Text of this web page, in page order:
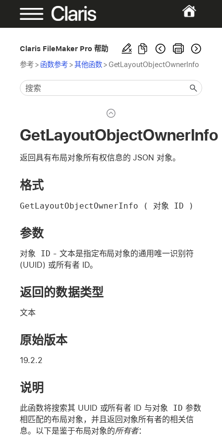
Claris FileMaker Pro 帮助
参考> 函数参考>其他函数 > GetLayoutObjectOwnerInfo
GetLayoutObjectOwnerInfo
返回具有布局对象所有权信息的 JSON 对象。
格式
GetLayoutObjectOwnerInfo ( 对象 ID )
参数
对象 ID - 文本是指定布局对象的通用唯一识别符
(UUID) 或所有者 ID。
返回的数据类型
文本
原始版本
19.2.2
说明
此函数将搜索其 UUID 或所有者 ID 与对象 ID 参数
相匹配的布局对象，并且返回对象所有者的相关信
息。以下是鉴于布局对象的所有者：